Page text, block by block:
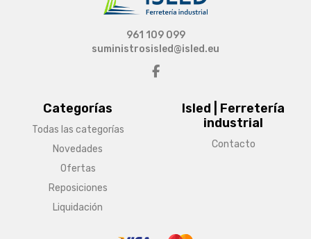
Categorías
Todas las categorías
Novedades
Ofertas
Reposiciones
Liquidación
Isled | Ferretería
industrial
Contacto
961 109 099
suministrosisled@isled.eu